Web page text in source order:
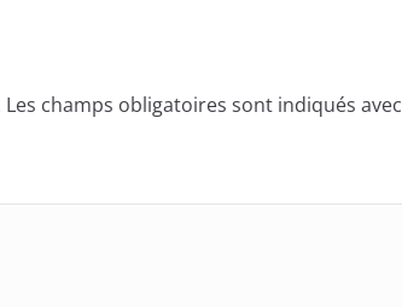
Les champs obligatoires sont indiqués avec